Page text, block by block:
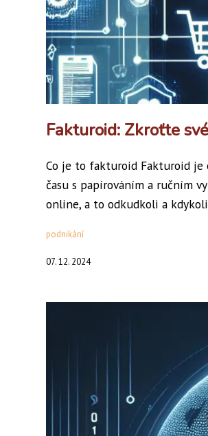
Fakturoid: Zkroťte
Co je to fakturoid Fakturoid je
času s papírováním a ručním
online, a to odkudkoli a
podnikání
07. 12. 2024